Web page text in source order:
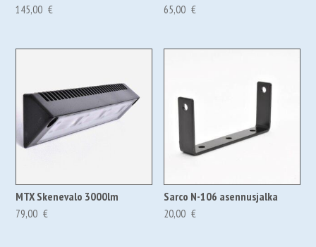
145,00 € 65,00 €
MTX Skenevalo 3000lm
79,00 €
Sarco N-106 asennusjalka
20,00 €